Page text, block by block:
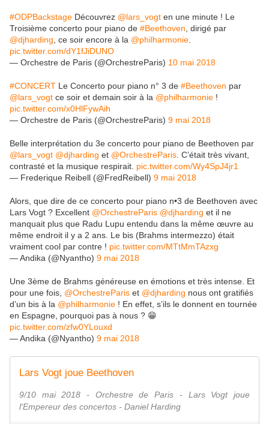
#ODPBackstage Découvrez @lars_vogt en une minute ! Le
Troisième concerto pour piano de #Beethoven , dirigé par
@djharding , ce soir encore à la @philharmonie
pic.twitter.com/dY1fJiDUNO
— Orchestre de Paris (@OrchestreParis) 10 mai 2018
#CONCERT Le Concerto pour piano n° 3 de #Beethoven par
@lars_vogt ce soir et demain soir à la @philharmonie !
pic.twitter.com/x0HlFywAih
— Orchestre de Paris (@OrchestreParis) 9 mai 2018
Belle interprétation du 3e concerto pour piano de Beethoven par
@lars_vogt @djharding et @OrchestreParis . C’était très vivant,
contrasté et la musique respirait. pic.twitter.com/Wy4SpJ4jr1
— Frederique Reibell (@FredReibell) 9 mai 2018
Alors, que dire de ce concerto pour piano n•3 de Beethoven avec
Lars Vogt ? Excellent @OrchestreParis @djharding et il ne
manquait plus que Radu Lupu entendu dans la même œuvre au
même endroit il y a 2 ans. Le bis (Brahms intermezzo) était
vraiment cool par contre ! pic.twitter.com/MTtMmTAzxg
— Andika (@Nyantho) 9 mai 2018
Une 3ème de Brahms généreuse en émotions et très intense. Et
pour une fois, @OrchestreParis et @djharding nous ont gratifiés
d’un bis à la @philharmonie ! En effet, s’ils le donnent en tournée
en Espagne, pourquoi pas à nous ? 😁
pic.twitter.com/zfw0YLouxd
— Andika (@Nyantho) 9 mai 2018
Lars Vogt joue Beethoven
9/10 mai 2018 - Orchestre de Paris - Lars Vogt joue
l'Empereur des concertos - Daniel Harding